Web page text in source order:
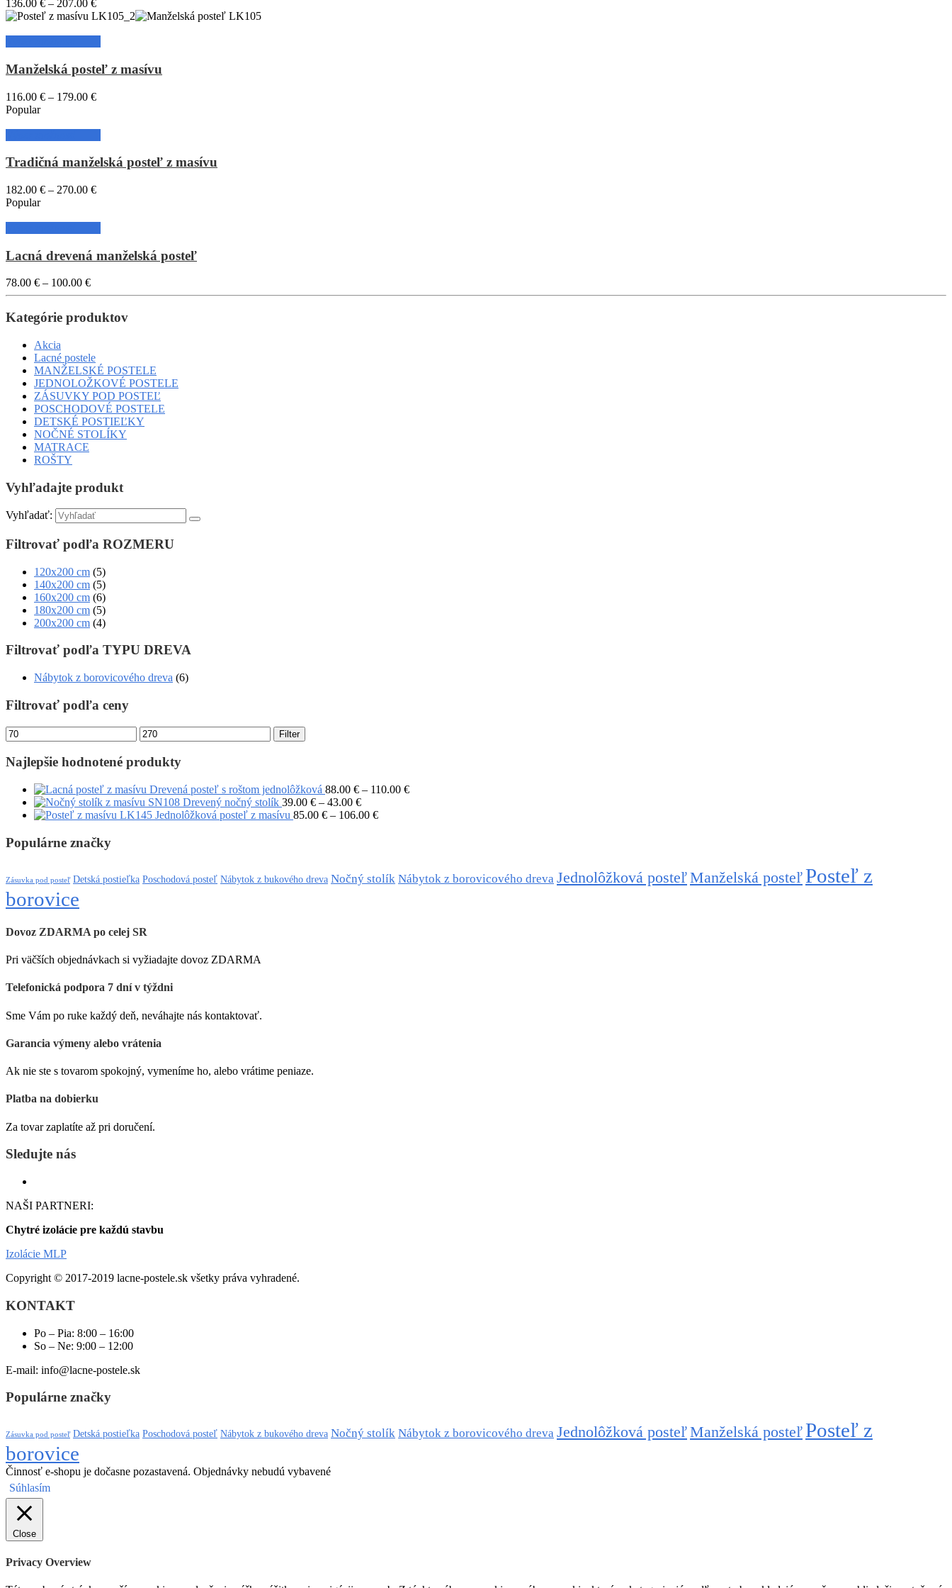
136.00 € – 207.00 €
Manželská posteľ z masívu
116.00 € – 179.00 €
Popular
Tradičná manželská posteľ z masívu
182.00 € – 270.00 €
Popular
Lacná drevená manželská posteľ
78.00 € – 100.00 €
Kategórie produktov
Akcia
Lacné postele
MANŽELSKÉ POSTELE
JEDNOLOŽKOVÉ POSTELE
ZÁSUVKY POD POSTEĽ
POSCHODOVÉ POSTELE
DETSKÉ POSTIEĽKY
NOČNÉ STOLÍKY
MATRACE
ROŠTY
Vyhľadajte produkt
Vyhľadať:
Filtrovať podľa ROZMERU
120x200 cm (5)
140x200 cm (5)
160x200 cm (6)
180x200 cm (5)
200x200 cm (4)
Filtrovať podľa TYPU DREVA
Nábytok z borovicového dreva (6)
Filtrovať podľa ceny
Filter
Najlepšie hodnotené produkty
Drevená posteľ s roštom jednolôžková 88.00 € – 110.00 €
Drevený nočný stolík 39.00 € – 43.00 €
Jednolôžková posteľ z masívu 85.00 € – 106.00 €
Populárne značky
Zásuvka pod posteľ Detská postieľka Poschodová posteľ Nábytok z bukového dreva Nočný stolík Nábytok z borovicového dreva Jednolôžková posteľManželská posteľPosteľ z
borovice
Dovoz ZDARMA po celej SR
Pri väčších objednávkach si vyžiadajte dovoz ZDARMA
Telefonická podpora 7 dní v týždni
Sme Vám po ruke každý deň, neváhajte nás kontaktovať.
Garancia výmeny alebo vrátenia
Ak nie ste s tovarom spokojný, vymeníme ho, alebo vrátime peniaze.
Platba na dobierku
Za tovar zaplatíte až pri doručení.
Sledujte nás
NAŠI PARTNERI:
Chytré izolácie pre každú stavbu
Izolácie MLP
Copyright © 2017-2019 lacne-postele.sk všetky práva vyhradené.
KONTAKT
Po – Pia: 8:00 – 16:00
So – Ne: 9:00 – 12:00
E-mail: info@lacne-postele.sk
Populárne značky
Zásuvka pod posteľ Detská postieľka Poschodová posteľ Nábytok z bukového dreva Nočný stolík Nábytok z borovicového dreva Jednolôžková posteľManželská posteľPosteľ z
borovice
Činnosť e-shopu je dočasne pozastavená. Objednávky nebudú vybavené
Súhlasím
Close
Privacy Overview